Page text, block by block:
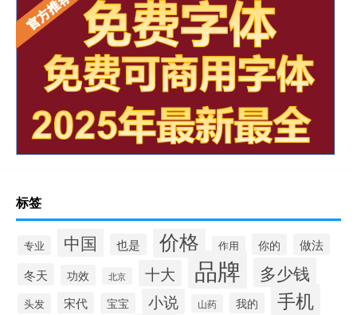
标签
专业 中国 也是 价格 作用 你的 做法
冬天 功效 北京 十大 品牌 多少钱
头发 宋代 宝宝 小说 山药 我的 手机